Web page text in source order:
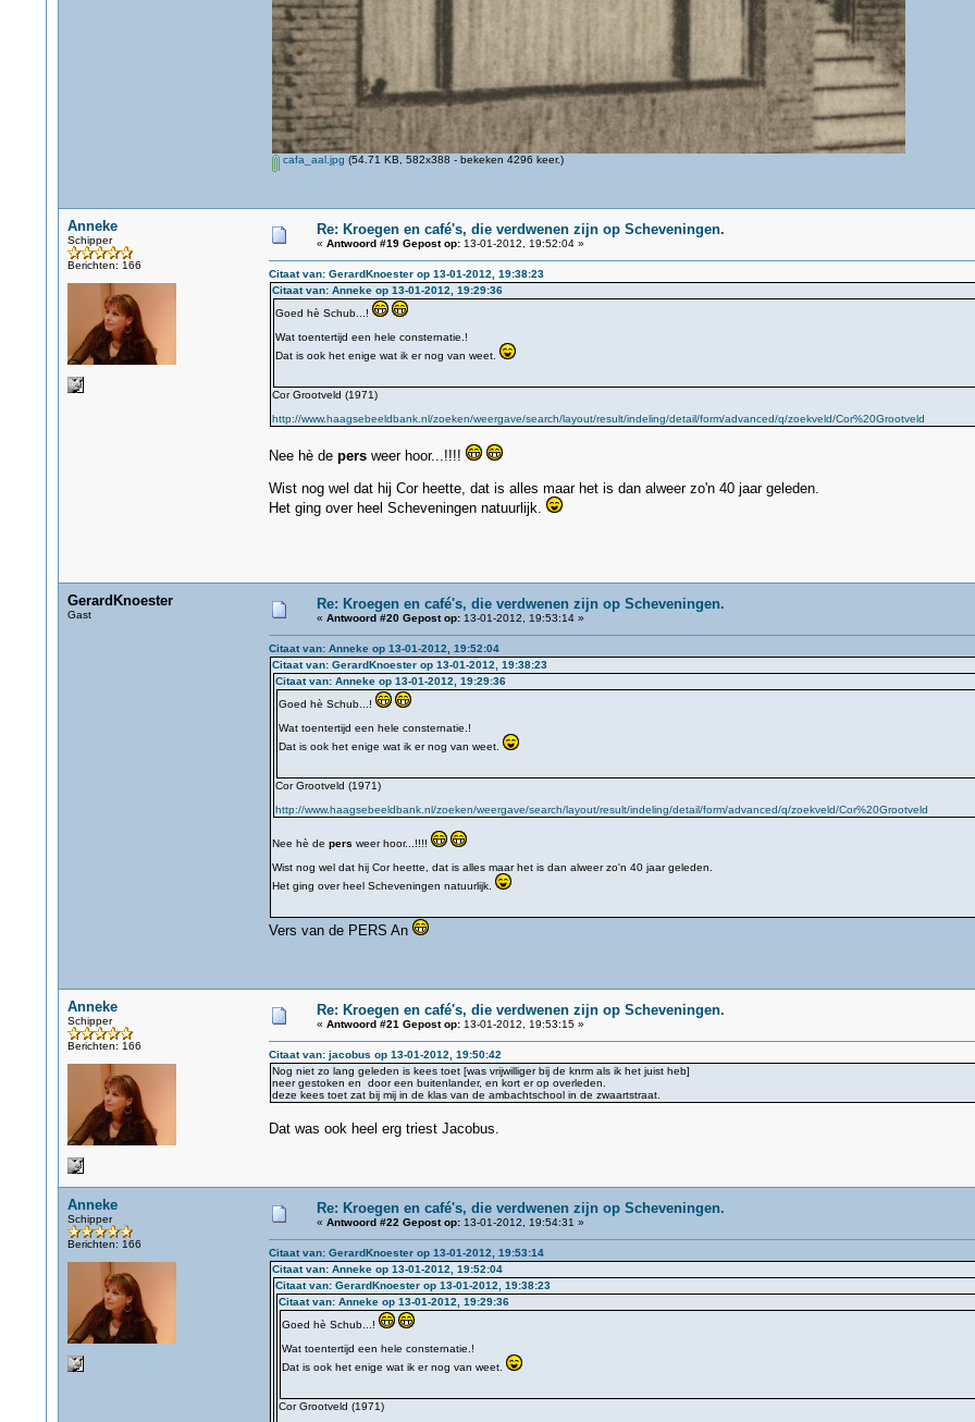
cafa_aal.jpg (54.71 KB, 582x388 - bekeken 4296 keer.)
Anneke
Schipper
Berichten: 166
Re: Kroegen en café's, die verdwenen zijn op Scheveningen.
« Antwoord #19 Gepost op:13-01-2012, 19:52:04 »
Citaat van: GerardKnoester op 13-01-2012, 19:38:23
Citaat van: Anneke op 13-01-2012, 19:29:36
Goed hè Schub...!
Wat toentertijd een hele consternatie.!
Dat is ook het enige wat ik er nog van weet.
Cor Grootveld (1971)
http://www.haagsebeeldbank.nl/zoeken/weergave/search/layout/result/indeling/detail/form/advanced/q/zoekveld/Cor%20Grootveld
Nee hè de pers weer hoor...!!!!
Wist nog wel dat hij Cor heette, dat is alles maar het is dan alweer zo'n 40 jaar geleden.
Het ging over heel Scheveningen natuurlijk.
GerardKnoester
Gast
Re: Kroegen en café's, die verdwenen zijn op Scheveningen.
« Antwoord #20 Gepost op:13-01-2012, 19:53:14 »
Citaat van: Anneke op 13-01-2012, 19:52:04
Citaat van: GerardKnoester op 13-01-2012, 19:38:23
Citaat van: Anneke op 13-01-2012, 19:29:36
Goed hè Schub...!
Wat toentertijd een hele consternatie.!
Dat is ook het enige wat ik er nog van weet.
Cor Grootveld (1971)
http://www.haagsebeeldbank.nl/zoeken/weergave/search/layout/result/indeling/detail/form/advanced/q/zoekveld/Cor%20Grootveld
Nee hè de pers weer hoor...!!!!
Wist nog wel dat hij Cor heette, dat is alles maar het is dan alweer zo'n 40 jaar geleden.
Het ging over heel Scheveningen natuurlijk.
Vers van de PERS An
Anneke
Schipper
Berichten: 166
Re: Kroegen en café's, die verdwenen zijn op Scheveningen.
« Antwoord #21 Gepost op:13-01-2012, 19:53:15 »
Citaat van: jacobus op 13-01-2012, 19:50:42
Nog niet zo lang geleden is kees toet [was vrijwilliger bij de knrm als ik het juist heb]
neer gestoken en door een buitenlander, en kort er op overleden.
deze kees toet zat bij mij in de klas van de ambachtschool in de zwaartstraat.
Dat was ook heel erg triest Jacobus.
Anneke
Schipper
Berichten: 166
Re: Kroegen en café's, die verdwenen zijn op Scheveningen.
« Antwoord #22 Gepost op:13-01-2012, 19:54:31 »
Citaat van: GerardKnoester op 13-01-2012, 19:53:14
Citaat van: Anneke op 13-01-2012, 19:52:04
Citaat van: GerardKnoester op 13-01-2012, 19:38:23
Citaat van: Anneke op 13-01-2012, 19:29:36
Goed hè Schub...!
Wat toentertijd een hele consternatie.!
Dat is ook het enige wat ik er nog van weet.
Cor Grootveld (1971)